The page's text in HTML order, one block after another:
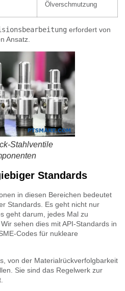
Ölverschmutzung
erfordert von
Ansatz.
Stahlventile
Standards
in diesen Bereichen bedeutet
Standards. Es geht nicht nur
geht darum, jedes Mal zu
sehen dies mit API-Standards in
Codes für nukleare
von der Materialrückverfolgbarkeit
Sie sind das Regelwerk zur